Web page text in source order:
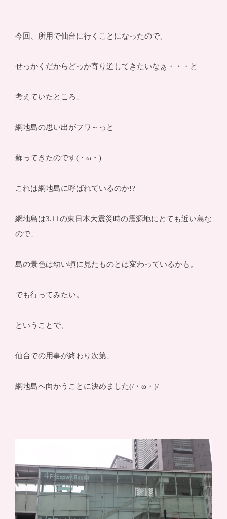
今回、所用で仙台に行くことになったので、
せっかくだからどっか寄り道してきたいなぁ・・・と
考えていたところ、
網地島の思い出がフワ～っと
蘇ってきたのです(・ω・)
これは網地島に呼ばれているのか!?
網地島は3.11の東日本大震災時の震源地にとても近い島な
ので、
島の景色は幼い頃に見たものとは変わっているかも。
でも行ってみたい。
ということで、
仙台での用事が終わり次第、
網地島へ向かうことに決めました(/・ω・)/